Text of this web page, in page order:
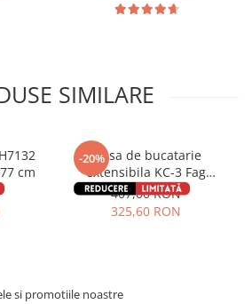
SIMILARE
cm
-20%Masa de bucatarie
extensibila KC-3 Fag
90x59x74 cm
407,00 RON
325,60 RON
si promotiile noastre